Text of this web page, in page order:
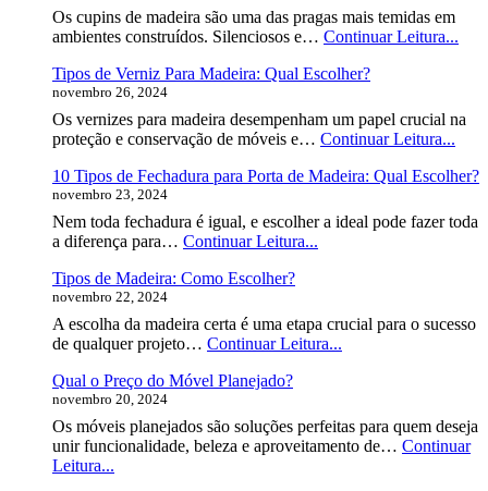
de
Madeira:
Qual
Os cupins de madeira são uma das pragas mais temidas em
ambientes construídos. Silenciosos e… Continuar Leitura...
Tipos de Verniz Para Madeira: Qual Escolher?
novembro 26, 2024
Os vernizes para madeira desempenham um papel crucial na
proteção e conservação de móveis e… Continuar Leitura...
10 Tipos de Fechadura para Porta de Madeira: Qual Escolher?
novembro 23, 2024
Nem toda fechadura é igual, e escolher a ideal pode fazer toda
a diferença para… Continuar Leitura...
para
Porta
de
Escolher?
Tipos de Madeira: Como Escolher?
novembro 22, 2024
A escolha da madeira certa é uma etapa crucial para o sucesso
de qualquer projeto… Continuar Leitura...
Escolher?
Qual o Preço do Móvel Planejado?
novembro 20, 2024
Os móveis planejados são soluções perfeitas para quem deseja
unir funcionalidade, beleza e aproveitamento de… Continuar
Leitura...